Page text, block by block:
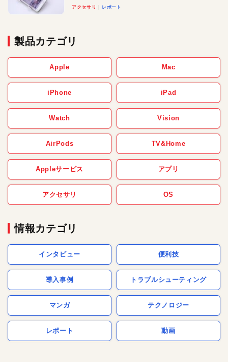
べる楽しさも
アクセサリ レポート
製品カテゴリ
Apple Mac
iPhone iPad
Watch Vision
AirPods TV&Home
Appleサービス アプリ
アクセサリ OS
情報カテゴリ
インタビュー 便利技
導入事例 トラブルシューティング
マンガ テクノロジー
レポート 動画